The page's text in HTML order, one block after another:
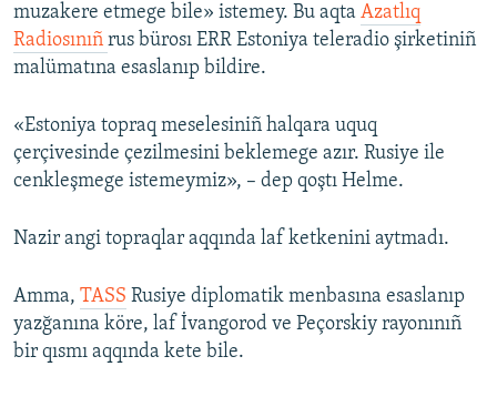
BLOGLAR
FİKİR
Русский
Українською
RFE/RS bütün saytları
muzakere etmege bile» istemey. Bu aqta Azatlıq
Radiosınıñ rus bürosı ERR Estoniya teleradio şirketiniñ
malümatına esaslanıp bildire.
«Estoniya topraq meselesiniñ halqara uquq
çerçivesinde çezilmesini beklemege azır. Rusiye ile
cenkleşmege istemeymiz», – dep qoştı Helme.
Nazir angi topraqlar aqqında laf ketkenini aytmadı.
Amma, TASS Rusiye diplomatik menbasına esaslanıp
yazğanına köre, laf İvangorod ve Peçorskiy rayonınıñ
bir qısmı aqqında kete bile.